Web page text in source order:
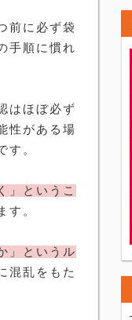
前に必ず袋
手順に慣れ
はほぼ必ず
性がある場
す。
」というこ
す。
」というル
混乱をもた